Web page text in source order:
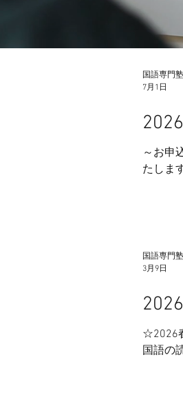
～お申
たしま
くださ
国語専門
7月1日
☆2026
国語の
国語専門
3月9日